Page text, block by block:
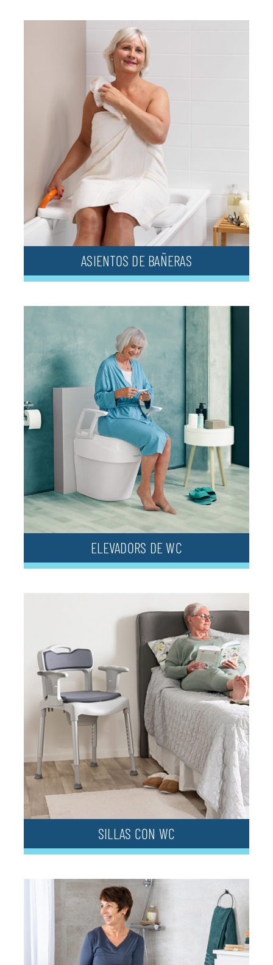
ASIENTOS DE BAÑERAS
ELEVADORS DE WC
SILLAS CON WC